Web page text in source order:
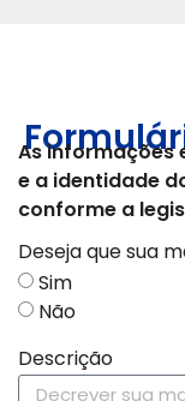
As informações
e a identidade
conforme a
Deseja que sua
Sim
Não
Descrição